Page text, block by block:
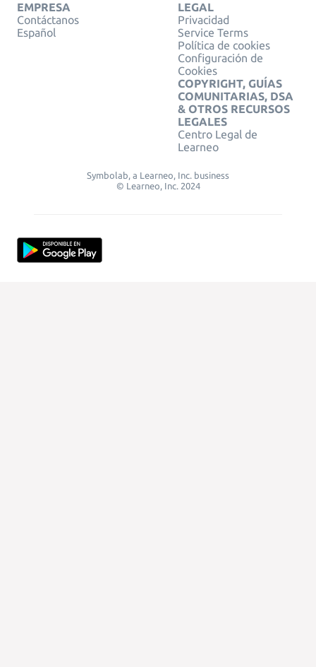
EMPRESA
Contáctanos
Español
LEGAL
Privacidad
Service Terms
Política de cookies
Configuración de
Cookies
COPYRIGHT, GUÍAS
COMUNITARIAS, DSA
& OTROS RECURSOS
LEGALES
Centro Legal de
Learneo
Symbolab, a Learneo, Inc. business
© Learneo, Inc. 2024